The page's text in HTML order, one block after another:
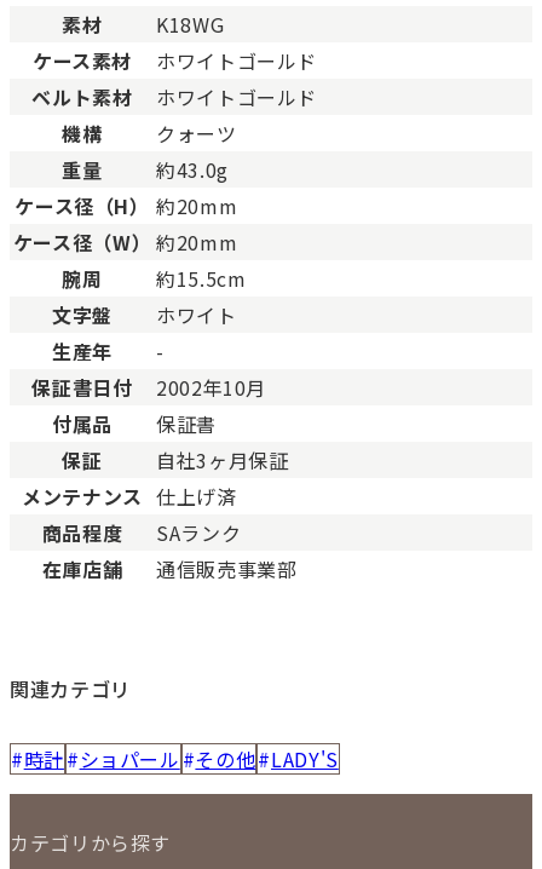
Bランク
BCランクとても使用感のある商品。
Cランク 色濃く使用感があり、傷や
素材
K18WG
ケース素材
ホワイトゴールド
ベルト素材
ホワイトゴールド
機構
クォーツ
重量
約43.0g
ケース径（H）
約20mm
ケース径（W）
約20mm
腕周
約15.5cm
文字盤
ホワイト
生産年
-
保証書日付
2002年10月
付属品
保証書
保証
自社3ヶ月保証
メンテナンス 仕上げ済
商品程度
SAランク
在庫店舗
通信販売事業部
関連カテゴリ
時計 ショパール その他 LADY'S
カテゴリから探す